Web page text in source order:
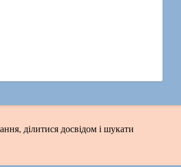
ділитися досвідом і шукати